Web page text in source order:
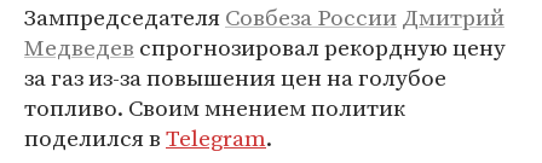
ЗампредседателяСовбеза РоссииДмитрий
Медведев спрогнозировал рекордную цену
за газ из-за повышения цен на голубое
топливо. Своим мнением политик
поделился вTelegram.